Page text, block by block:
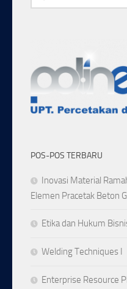
untuk:
POS-POS TERBARU
Inovasi Material
Elemen Pracetak Beton
Etika dan Hukum
Welding Techniques I
Enterprise Resource